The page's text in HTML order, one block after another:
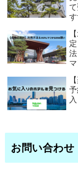
お問い合わせ